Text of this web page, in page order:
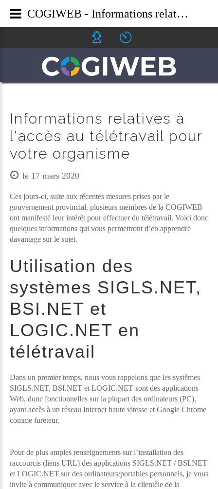
Icone ouverture
Informations relatives à
l'accès au télétravail pour
votre organisme
le 17 mars 2020
Ces jours-ci, suite aux récentes mesures prises par le
gouvernement provincial, plusieurs membres de la COGIWEB
ont manifesté leur intérêt pour effectuer du télétravail. Voici donc
quelques informations qui vous permettront d’en apprendre
davantage sur le sujet.
Utilisation des
systèmes SIGLS.NET,
BSI.NET et
LOGIC.NET en
télétravail
Dans un premier temps, nous vous rappelons que les systèmes
SIGLS.NET, BSI.NET et LOGIC.NET sont des applications
Web, donc fonctionnelles sur la plupart des ordinateurs (PC),
ayant accès à un réseau Internet haute vitesse et Google Chrome
comme fureteur.
Pour de plus amples renseignements sur l’installation des
raccourcis (liens URL) des applications SIGLS.NET / BSI.NET
et LOGIC.NET sur des ordinateurs/portables personnels, je vous
invite à communiquer avec le service à la clientèle de la
COGIWEB - Informations relatives à l'accès au télétravail pour votre organisme